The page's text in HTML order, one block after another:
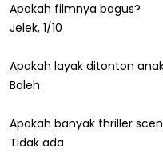
Apakah filmnya bagus?
Jelek, 1/10
Apakah layak ditonton
Boleh
Apakah banyak thriller
Tidak ada